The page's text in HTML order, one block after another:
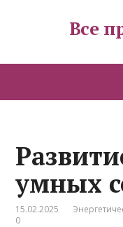
Все
умных
15.02.2025
0